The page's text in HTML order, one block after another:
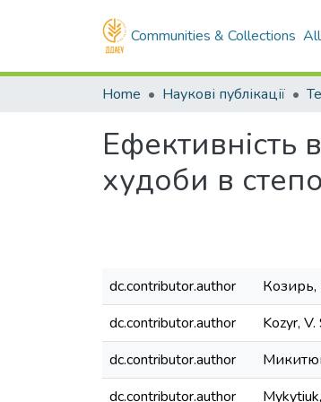
Communities & Collections
Home Наукові публікації
Ефективність
худоби в
dc.contributor.author
Козирь,
dc.contributor.author
Kozyr, V.
dc.contributor.author
dc.contributor.author